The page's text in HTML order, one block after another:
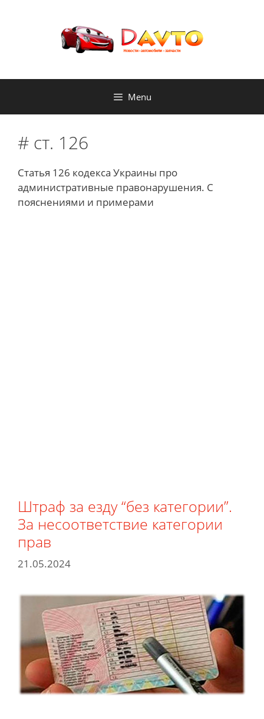
Menu
# cт. 126
Статья 126 кодекса Украины про
административные правонарушения. С
пояснениями и примерами
Штраф за езду “без категории”.
За несоответствие категории
прав
21.05.2024